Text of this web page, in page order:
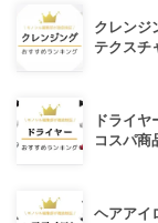
クレンジ
テクスチ
ドライ
コスパ商
ヘアアイ